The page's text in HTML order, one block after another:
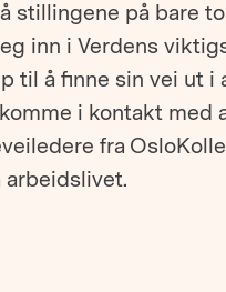
stillingene på bare
inn i Verdens
til å finne sin vei ut i
i kontakt
fra
arbeidslivet.